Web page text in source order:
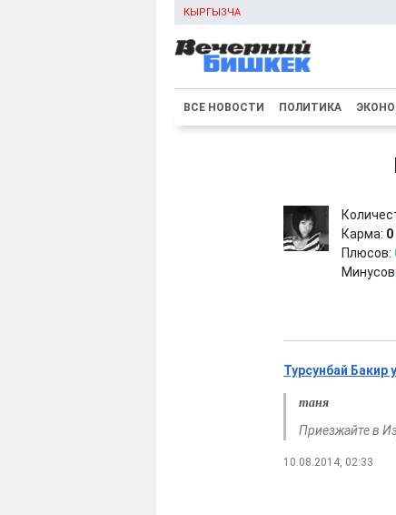
КЫРГЫЗЧА
ВСЕ НОВОСТИ ПОЛИТИКА
Карма: 0
Плюсов:
Минусов:
Турсунбай Бакир
таня
Приезжайте в
10.08.2014, 02:33